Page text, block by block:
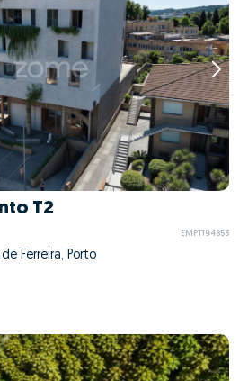
T2
EMPT194853
Ferreira, Porto